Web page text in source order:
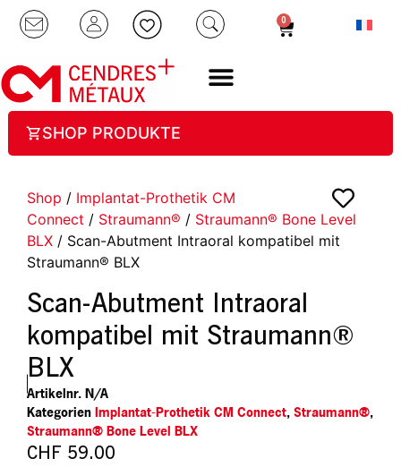
0
SHOP PRODUKTE
Shop / Implantat-Prothetik CM
Connect / Straumann® / Straumann® Bone Level
BLX / Scan-Abutment Intraoral kompatibel mit
Straumann® BLX
Scan-Abutment Intraoral
kompatibel mit Straumann®
BLX
Artikelnr. N/A
Kategorien Implantat-Prothetik CM Connect, Straumann®,
Straumann® Bone Level BLX
CHF 59.00